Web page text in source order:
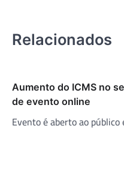
Relacionados
Aumento do ICMS no
de evento online
Evento é aberto ao